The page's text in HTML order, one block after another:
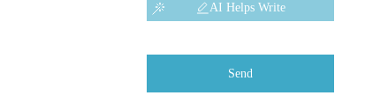
AI Helps Write
Send